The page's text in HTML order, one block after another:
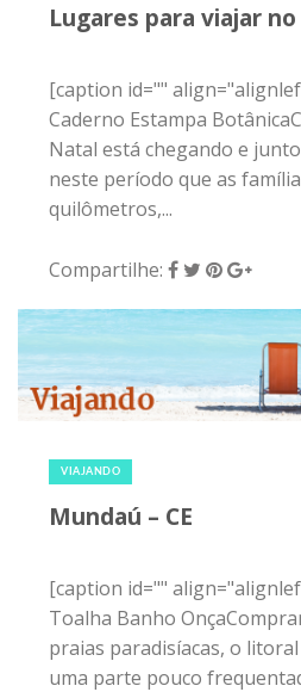
Lugares para viajar
[caption id=""
Caderno Estampa
Natal está chegando e
neste período que as
quilômetros,...
Compartilhe:
VIAJANDO
Mundaú – CE
[caption id=""
Toalha Banho
praias paradisíacas, o
uma parte pouco